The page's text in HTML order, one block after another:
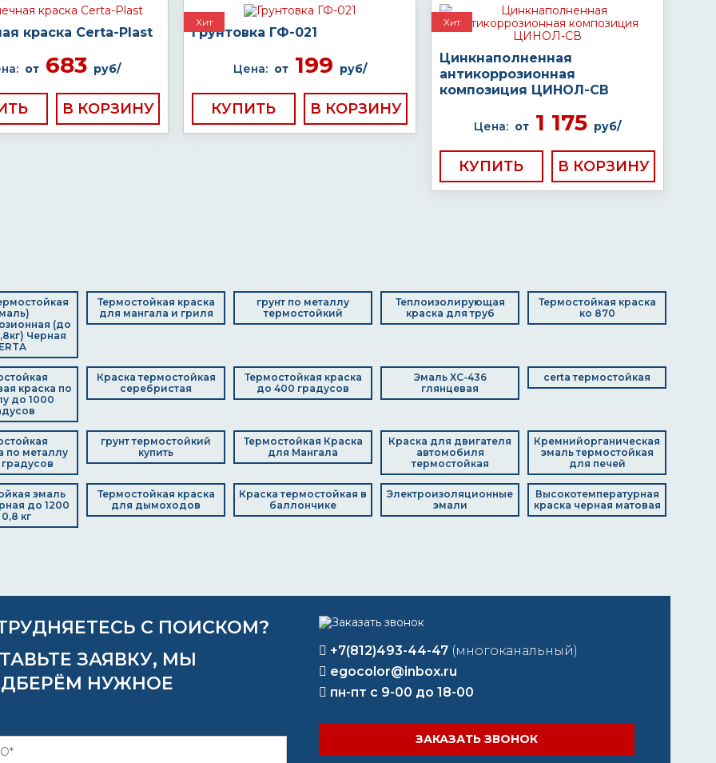
краска Certa-Plast
от683 руб/
Хит
Грунтовка ГФ-021
Цена: от199 руб/
КУПИТЬ
Хит
Цинкнаполненная
антикоррозионная
композиция ЦИНОЛ-СВ
Цена: от 1 175 руб/
КУПИТЬ
(до
Черная
Термостойкая краска
для мангала и гриля
грунт по металлу
термостойкий
Теплоизолирующая
краска для труб
Термостойкая краска
ко 870
краска по
до 1000
Краска термостойкая
серебристая
Термостойкая краска
до 400 градусов
Эмаль ХС-436
глянцевая
certa термостойкая
по металлу
градусов
грунт термостойкий
купить
Термостойкая Краска
для Мангала
Краска для двигателя
автомобиля
термостойкая
Кремнийорганическая
эмаль термостойкая
для печей
эмаль
до 1200
0,8 кг
Термостойкая краска
для дымоходов
Краска термостойкая в
баллончике
Электроизоляционные
эмали
Высокотемпературная
краска черная матовая
С ПОИСКОМ?
ЗАЯВКУ, МЫ
НУЖНОЕ
+7(812)493-44-47 (многоканальный)
egocolor@inbox.ru
пн-пт с 9-00 до 18-00
ЗАКАЗАТЬ ЗВОНОК